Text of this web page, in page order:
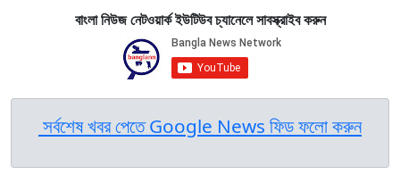
বাংলা নিউজ নেটওয়ার্ক ইউটিউব চ্যানেলে সাবস্ক্রাইব করুন
সর্বশেষ খবর পেতে Google News ফিড ফলো করুন